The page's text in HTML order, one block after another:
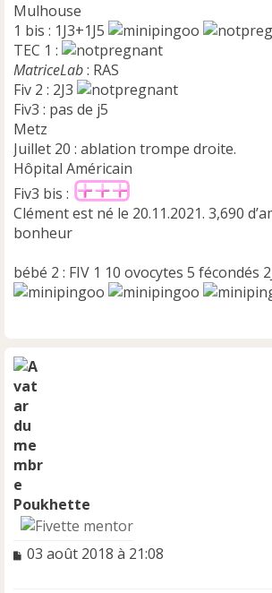
Mulhouse
1 bis : 1J3+1J5
TEC 1 :
MatriceLab: RAS
Fiv 2 : 2J3
Fiv3 : pas de j5
Metz
Juillet 20 : ablation trompe droite.
Hôpital Américain
Fiv3 bis :
Clément est né le 20.11.2021. 3,690
bonheur
bébé 2 : FIV 1 10 ovocytes 5 fécondés
Poukhette
M
03 août 2018 à 21:08